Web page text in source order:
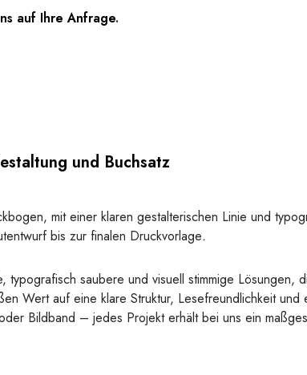
auf Ihre Anfrage.
und Buchsatz
mit einer klaren gestalterischen Linie und
bis zur finalen Druckvorlage.
saubere und visuell stimmige Lösungen,
Wert auf eine klare Struktur, Lesefreundlichkeit und
Bildband – jedes Projekt erhält bei uns ein